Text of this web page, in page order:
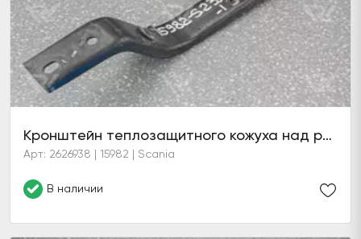
Кронштейн теплозащитного кожуха над рамой DC16 (6 серия)
Арт: 2626938 | 15982 | Scania
В наличии